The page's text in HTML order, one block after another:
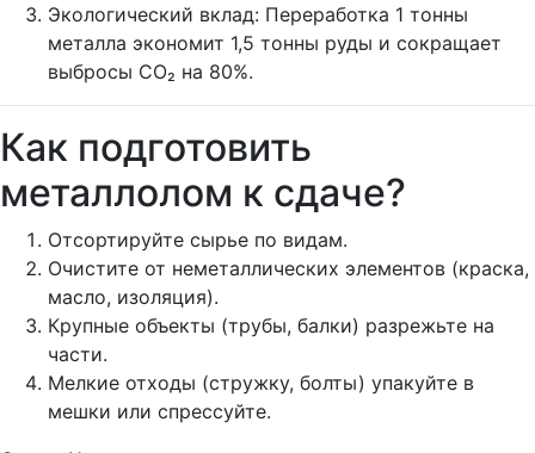
Экологический вклад: Переработка 1 тонны
металла экономит 1,5 тонны руды и сокращает
выбросы CO₂ на 80%.
Как подготовить
металлолом к сдаче?
Отсортируйте сырье по видам.
Очистите от неметаллических элементов (краска,
масло, изоляция).
Крупные объекты (трубы, балки) разрежьте на
части.
Мелкие отходы (стружку, болты) упакуйте в
мешки или спрессуйте.